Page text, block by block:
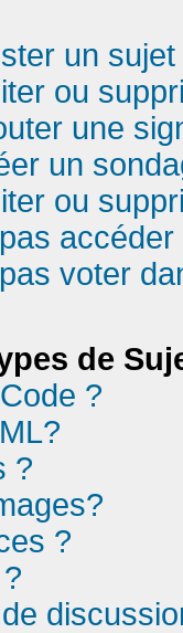
un
ou
une
un
ou
voter
de
?
?
?